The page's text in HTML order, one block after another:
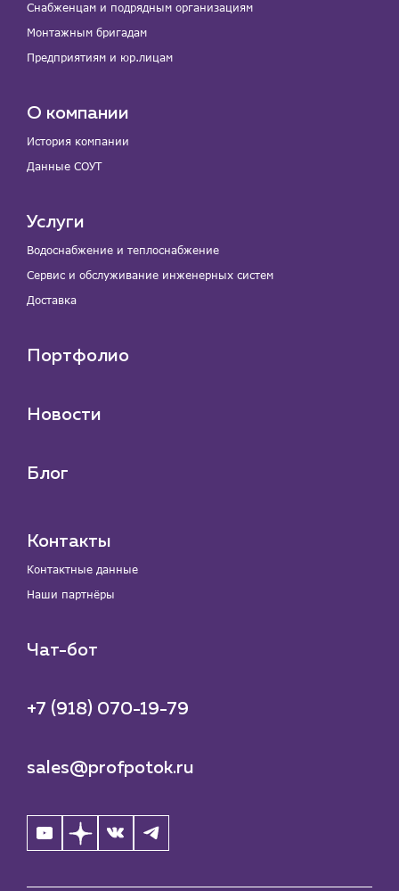
Снабженцам и подрядным организациям
Монтажным бригадам
Предприятиям и юр.лицам
О компании
История компании
Данные СОУТ
Услуги
Водоснабжение и теплоснабжение
Сервис и обслуживание инженерных систем
Доставка
Портфолио
Новости
Блог
Контакты
Контактные данные
Наши партнёры
Чат-бот
+7 (918) 070-19-79
sales@profpotok.ru